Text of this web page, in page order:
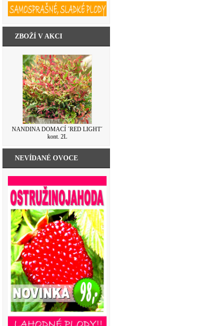
ZBOŽÍ V AKCI
NANDINA DOMACÍ ´RED LIGHT´
kont. 2L
NEVÍDANÉ OVOCE